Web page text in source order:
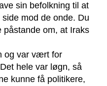
sin befolkning til at
mod de onde. Du
påstande om, at Iraks
og var vært for
hele var løgn, så
kunne få politikere,